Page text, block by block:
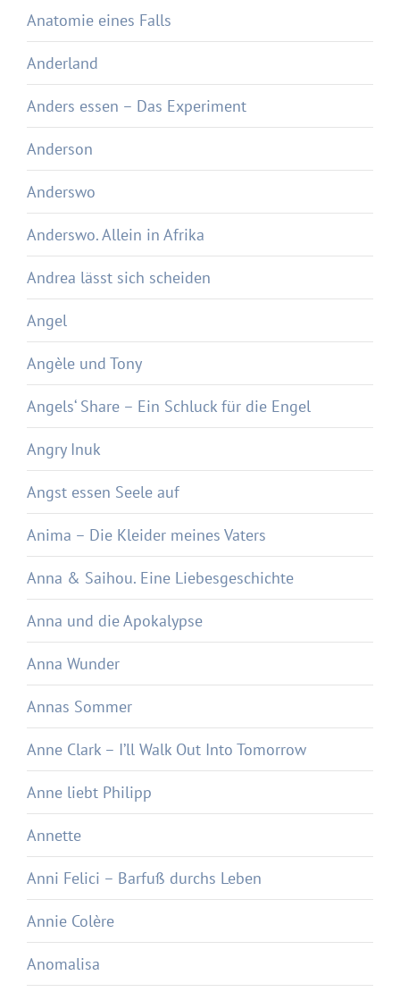
Anatomie eines Falls
Anderland
Anders essen – Das Experiment
Anderson
Anderswo
Anderswo. Allein in Afrika
Andrea lässt sich scheiden
Angel
Angèle und Tony
Angels‘ Share – Ein Schluck für die Engel
Angry Inuk
Angst essen Seele auf
Anima – Die Kleider meines Vaters
Anna & Saihou. Eine Liebesgeschichte
Anna und die Apokalypse
Anna Wunder
Annas Sommer
Anne Clark – I’ll Walk Out Into Tomorrow
Anne liebt Philipp
Annette
Anni Felici – Barfuß durchs Leben
Annie Colère
Anomalisa